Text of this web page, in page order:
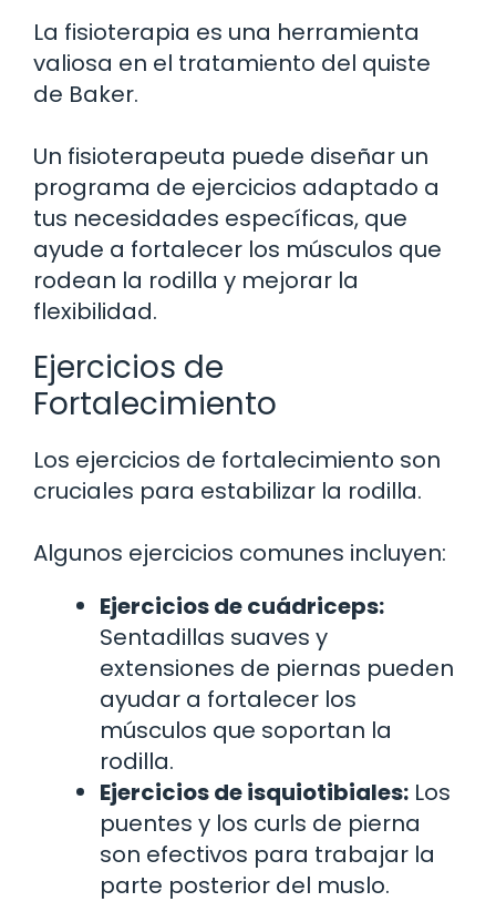
La fisioterapia es una herramienta
valiosa en el tratamiento del quiste
de Baker.
Un fisioterapeuta puede diseñar un
programa de ejercicios adaptado a
tus necesidades específicas, que
ayude a fortalecer los músculos que
rodean la rodilla y mejorar la
flexibilidad.
Ejercicios de
Fortalecimiento
Los ejercicios de fortalecimiento son
cruciales para estabilizar la rodilla.
Algunos ejercicios comunes incluyen:
Ejercicios de cuádriceps:
Sentadillas suaves y
extensiones de piernas pueden
ayudar a fortalecer los
músculos que soportan la
rodilla.
Ejercicios de isquiotibiales: Los
puentes y los curls de pierna
son efectivos para trabajar la
parte posterior del muslo.